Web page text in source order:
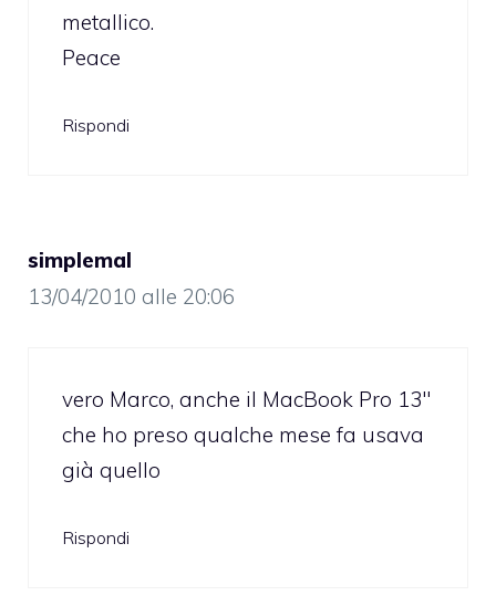
metallico.
Peace
Rispondi
simplemal
13/04/2010 alle 20:06
vero Marco, anche il MacBook Pro 13″
che ho preso qualche mese fa usava
già quello
Rispondi